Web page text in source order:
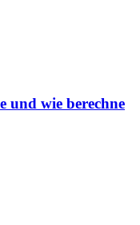
und wie berechne